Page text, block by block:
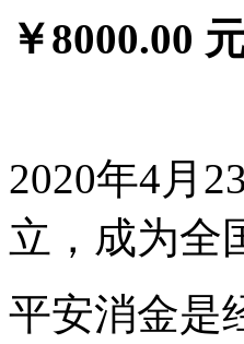
￥8000.00
2020年4月
立，成为全
平安消金是